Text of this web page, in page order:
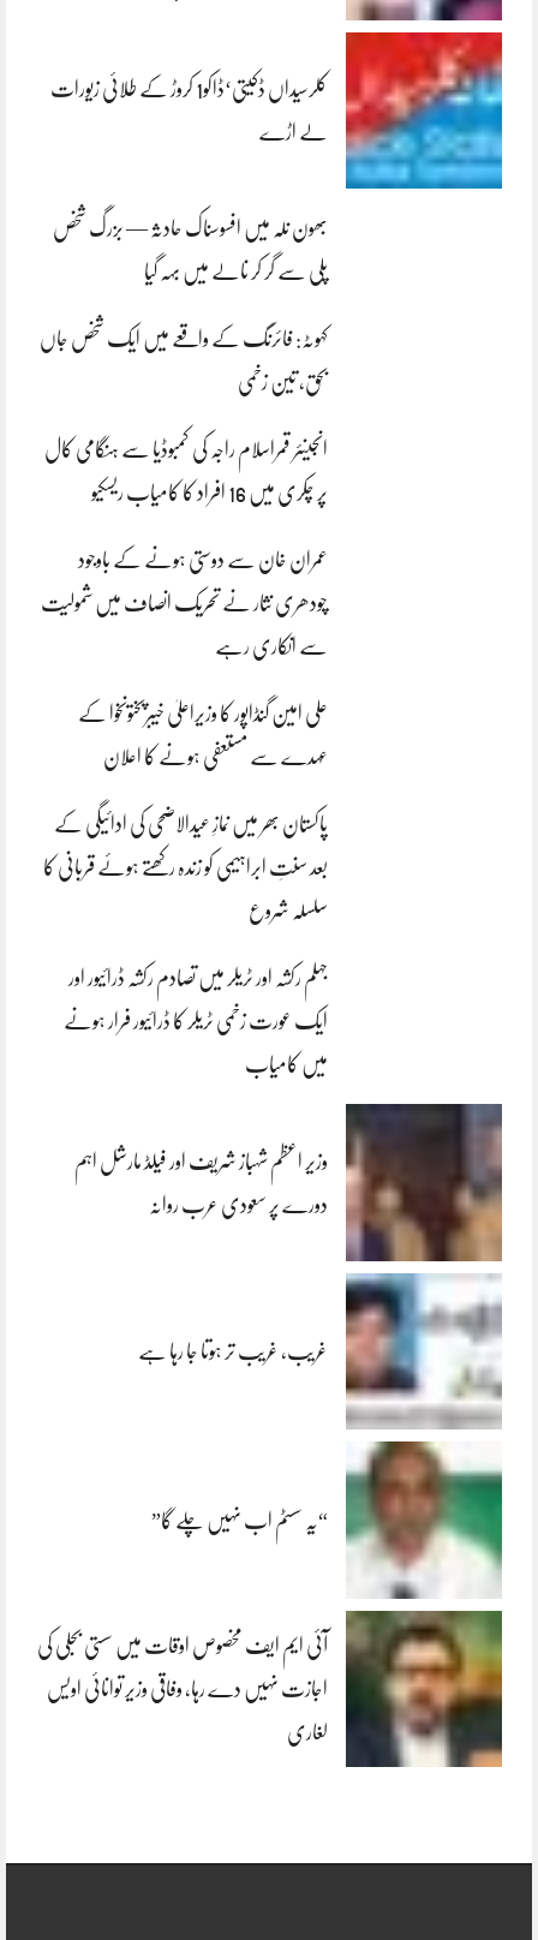
کلرسیداں ڈکیتی‘ڈاکو1 کروڑ کے طلائی زیورات
لے اڑے
بھون نلہ میں افسوسناک حادثہ — بزرگ شخص
پلی سے گر کر نالے میں بہہ گیا
کہوٹہ: فائرنگ کے واقعے میں ایک شخص جاں
بحق، تین زخمی
انجینئر قمراسلام راجہ کی کمبوڈیا سے ہنگامی کال
پر چکری میں 16 افراد کا کامیاب ریسکیو
عمران خان سے دوستی ہونے کے باوجود
چودھری نثار نے تحریک انصاف میں شمولیت
سے انکاری رہے
علی امین گنڈاپور کا وزیراعلیٰ خیبرپختونخوا کے
عہدے سے مستعفی ہونے کا اعلان
پاکستان بھر میں نمازِ عیدالاضحی کی ادائیگی کے
بعد سنتِ ابراہیمی کو زندہ رکھتے ہوئے قربانی کا
سلسلہ شروع
جہلم رکشہ اور ٹریلر میں تصادم رکشہ ڈرائیور اور
ایک عورت زخمی ٹریلر کا ڈرائیور فرار ہونے
میں کامیاب
وزیر اعظم شہباز شریف اور فیلڈ مارشل اہم
دورے پر سعودی عرب روانہ
غریب، غریب تر ہوتا جا رہا ہے
“یہ سسٹم اب نہیں چلے گا”
آئی ایم ایف مخصوص اوقات میں سستی بجلی کی
اجازت نہیں دے رہا، وفاقی وزیر توانائی اویس
لغاری